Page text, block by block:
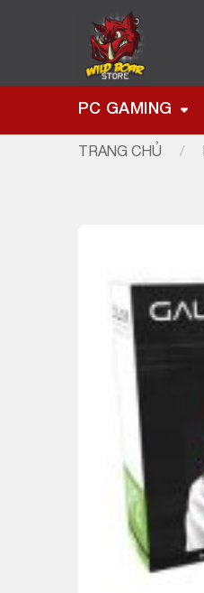
PC GAMING
TRANG CHỦ /